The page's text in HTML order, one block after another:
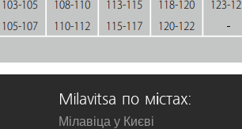
Milavitsa по містах:
Мілавіца у Києві